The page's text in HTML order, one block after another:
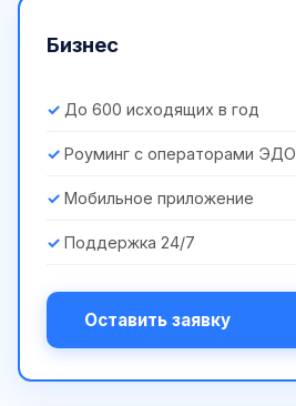
Бизнес
До 600 исходящих в год
Роуминг с операторами ЭДО
Мобильное приложение
Поддержка 24/7
Оставить заявку